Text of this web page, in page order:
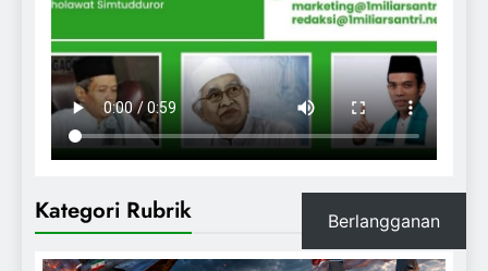
Kategori Rubrik Berlangganan